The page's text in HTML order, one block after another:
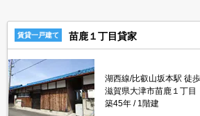
賃貸一戸建て 苗鹿１丁目貸家
湖西線/比叡山坂本駅 徒
滋賀県大津市苗鹿１丁目
築45年
1階建